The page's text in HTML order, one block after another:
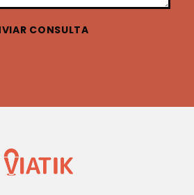
CONSULTA